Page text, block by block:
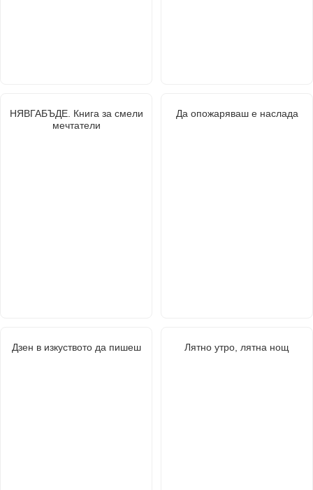
НЯВГАБЪДЕ. Книга за смели
мечтатели
Да опожаряваш е наслада
Дзен в изкуството да пишеш Лятно утро, лятна нощ